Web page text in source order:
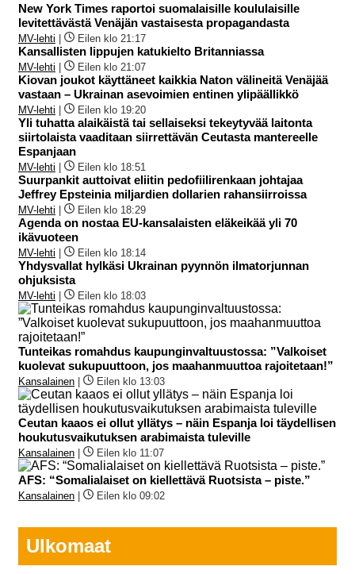
New York Times raportoi suomalaisille koululaisille
levitettävästä Venäjän vastaisesta propagandasta
MV-lehti Eilen klo 21:17
Kansallisten lippujen katukielto Britanniassa
MV-lehti Eilen klo 21:07
Kiovan joukot käyttäneet kaikkia Naton välineitä Venäjää
vastaan – Ukrainan asevoimien entinen ylipäällikkö
MV-lehti Eilen klo 19:20
Yli tuhatta alaikäistä tai sellaiseksi tekeytyvää laitonta
siirtolaista vaaditaan siirrettävän Ceutasta mantereelle
Espanjaan
MV-lehti Eilen klo 18:51
Suurpankit auttoivat eliitin pedofiilirenkaan johtajaa
Jeffrey Epsteinia miljardien dollarien rahansiirroissa
MV-lehti Eilen klo 18:29
Agenda on nostaa EU-kansalaisten eläkeikää yli 70
ikävuoteen
MV-lehti Eilen klo 18:14
Yhdysvallat hylkäsi Ukrainan pyynnön ilmatorjunnan
ohjuksista
MV-lehti Eilen klo 18:03
Tunteikas romahdus kaupunginvaltuustossa: ”Valkoiset
kuolevat sukupuuttoon, jos maahanmuuttoa rajoitetaan!”
Kansalainen Eilen klo 13:03
Ceutan kaaos ei ollut yllätys – näin Espanja loi täydellisen
houkutusvaikutuksen arabimaista tuleville
Kansalainen Eilen klo 11:07
AFS: “Somalialaiset on kiellettävä Ruotsista – piste.”
Kansalainen Eilen klo 09:02
Ulkomaat